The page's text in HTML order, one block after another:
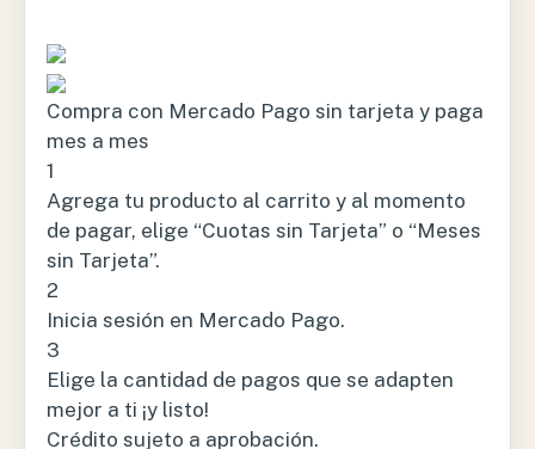
Compra con Mercado Pago sin tarjeta y paga
mes a mes
1
Agrega tu producto al carrito y al momento
de pagar, elige “Cuotas sin Tarjeta” o “Meses
sin Tarjeta”.
2
Inicia sesión en Mercado Pago.
3
Elige la cantidad de pagos que se adapten
mejor a ti ¡y listo!
Crédito sujeto a aprobación.